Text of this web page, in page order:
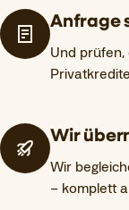
Anfrage
Und prüfen,
Wir
Wir
– komplett